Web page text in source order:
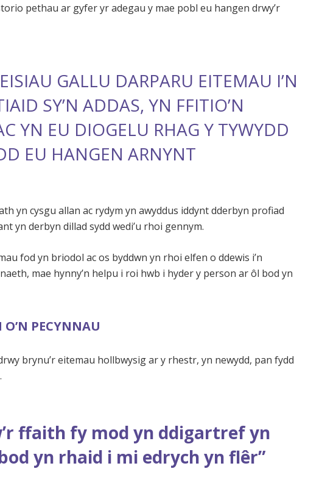
pethau ar gyfer yr adegau y mae pobl eu hangen drwy’r
GALLU DARPARU EITEMAU I’N
SY’N ADDAS, YN FFITIO’N
YN EU DIOGELU RHAG Y TYWYDD
EU HANGEN ARNYNT
yn cysgu allan ac rydym yn awyddus iddynt dderbyn profiad
yn derbyn dillad sydd wedi’u rhoi gennym.
fod yn briodol ac os byddwn yn rhoi elfen o ddewis i’n
mae hynny’n helpu i roi hwb i hyder y person ar ôl bod yn
PECYNNAU
brynu’r eitemau hollbwysig ar y rhestr, yn newydd, pan fydd
ffaith fy mod yn ddigartref yn
yn rhaid i mi edrych yn flêr”